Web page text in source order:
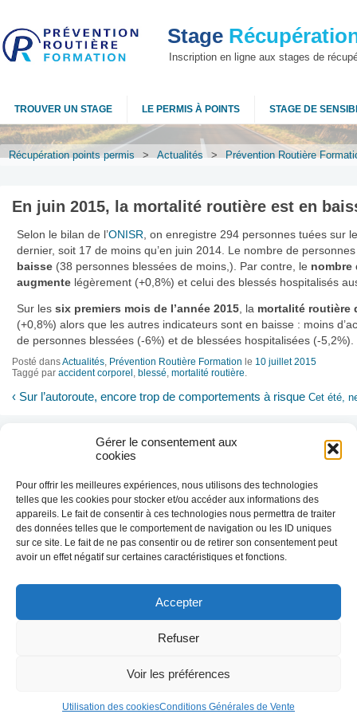
Nous utilisons des cookies afin de réaliser
J'ai compris
Gérer le consentement aux
cookies
Pour offrir les meilleures expériences, nous utilisons des technologies
telles que les cookies pour stocker et/ou accéder aux informations des
appareils. Le fait de consentir à ces technologies nous permettra de traiter
des données telles que le comportement de navigation ou les ID uniques
sur ce site. Le fait de ne pas consentir ou de retirer son consentement peut
avoir un effet négatif sur certaines caractéristiques et fonctions.
Accepter
Refuser
Voir les préférences
Utilisation des cookiesConditions Générales de Vente
Stage
Inscription en ligne aux stages de
TROUVER UN STAGE LE PERMIS À POINTS STAGE DE
Récupération points permis > Actualités > Prévention Routière
En juin 2015, la mortalité routière est en
Selon le bilan de l’ONISR , on enregistre 294 personnes tuées sur
dernier, soit 17 de moins qu’en juin 2014. Le nombre de
baisse (38 personnes blessées de moins,). Par contre, le nombre
augmente légèrement (+0,8%) et celui des blessés hospitalisés
Sur les six premiers mois de l’année 2015 , la mortalité routière
(+0,8%) alors que les autres indicateurs sont en baisse : moins
de personnes blessées (-6%) et de blessées hospitalisées (-5,2%).
Posté dansActualités, Prévention Routière Formation le 10 juillet 2015
Taggé par accident corporel , blessé, mortalité routière.
‹ Sur l’autoroute, encore trop de comportements à risque Cet été,